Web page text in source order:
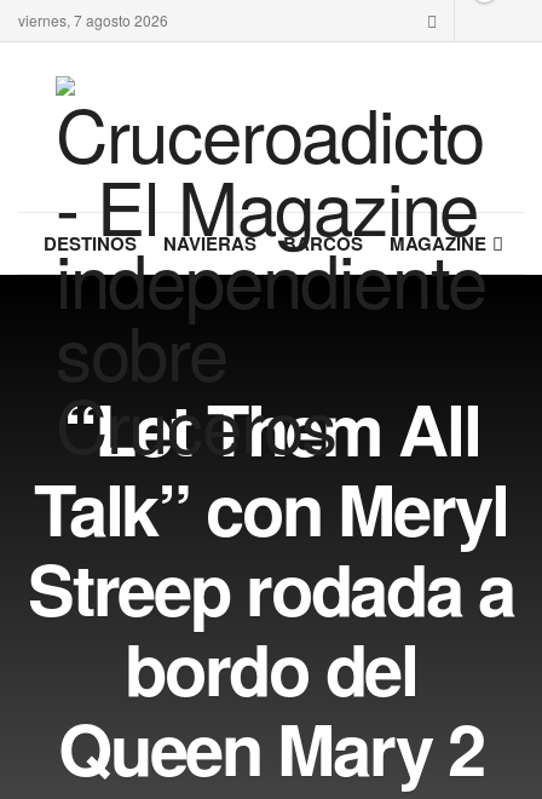
viernes, 7 agosto 2026
DESTINOS NAVIERAS BARCOS MAGAZINE
“Let Them All
Talk” con Meryl
Streep rodada a
bordo del
Queen Mary 2